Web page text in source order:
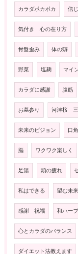
カラダポカポカ 信
気付き 心の在り方
骨盤歪み 体の癖
野菜 塩麹 マイ
カラダに感謝 腹筋
お墓参り 河津桜 三
未来のビジョン 口
脳 ワクワク楽しく
足湯 頭の疲れ
私はできる 望む未来
感謝 祝福 和ハー
心とカラダのバランス
ダイエット法教えます